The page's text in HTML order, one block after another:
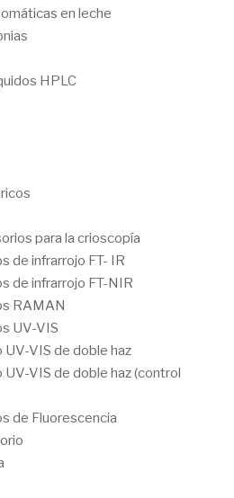
en leche
HPLC
para la crioscopía
de infrarrojo FT- IR
de infrarrojo FT-NIR
RAMAN
UV-VIS
VIS de doble haz
VIS de doble haz (control
de Fluorescencia